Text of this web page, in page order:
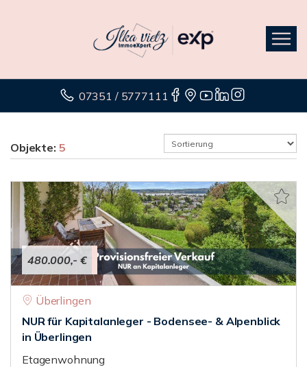
07351 / 5777111
Objekte: 5
480.000,- €
Überlingen
NUR für Kapitalanleger - Bodensee- & Alpenblick
in Überlingen
Etagenwohnung